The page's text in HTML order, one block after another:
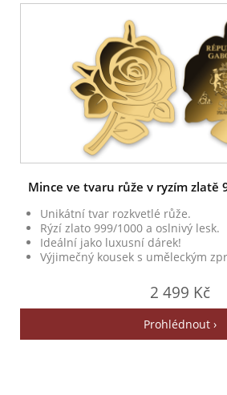
Mince ve tvaru růže v ryzím zlatě
Unikátní tvar rozkvetlé růže.
Rýzí zlato 999/1000 a oslnivý lesk.
Ideální jako luxusní dárek!
Výjimečný kousek s uměleckým
2 499 Kč
Prohlédnout ›